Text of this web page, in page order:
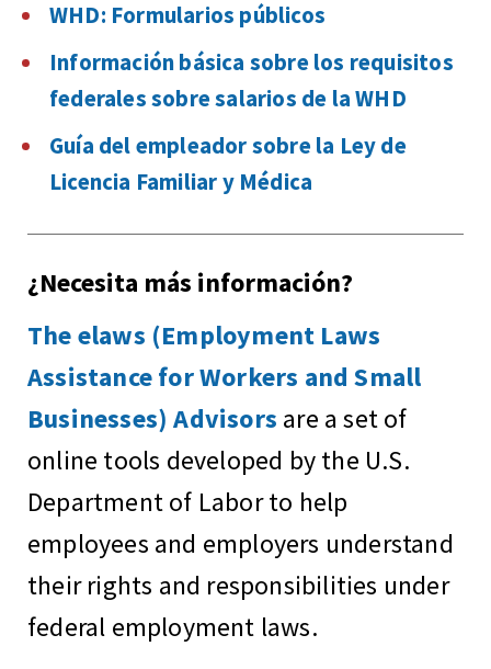
WHD: Formularios públicos
Información básica sobre los requisitos
federales sobre salarios de la WHD
Guía del empleador sobre la Ley de
Licencia Familiar y Médica
¿Necesita más información?
The elaws (Employment Laws
Assistance for Workers and Small
Businesses) Advisors are a set of
online tools developed by the U.S.
Department of Labor to help
employees and employers understand
their rights and responsibilities under
federal employment laws.